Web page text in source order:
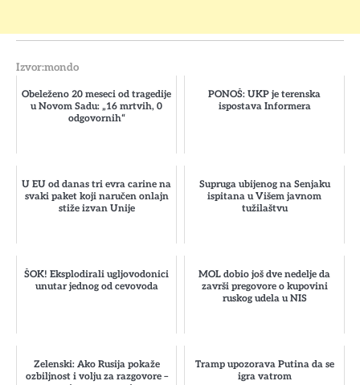
Izvor:mondo
Obeleženo 20 meseci od tragedije
u Novom Sadu: „16 mrtvih, 0
odgovornih“
PONOŠ: UKP je terenska
ispostava Informera
U EU od danas tri evra carine na
svaki paket koji naručen onlajn
stiže izvan Unije
Supruga ubijenog na Senjaku
ispitana u Višem javnom
tužilaštvu
ŠOK! Eksplodirali ugljovodonici
unutar jednog od cevovoda
MOL dobio još dve nedelje da
završi pregovore o kupovini
ruskog udela u NIS
Zelenski: Ako Rusija pokaže
ozbiljnost i volju za razgovore –
Tramp upozorava Putina da se
igra vatrom